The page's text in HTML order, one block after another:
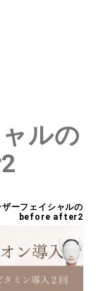
ルの
ザーフェイシャルの
before after2